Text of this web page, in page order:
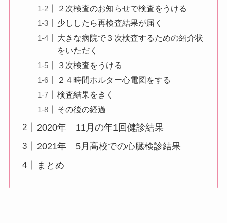
２次検査のお知らせで検査をうける
少ししたら再検査結果が届く
大きな病院で３次検査するための紹介状
をいただく
３次検査をうける
２４時間ホルター心電図をする
検査結果をきく
その後の経過
2020年 11月の年1回健診結果
2021年 5月高校での心臓検診結果
まとめ